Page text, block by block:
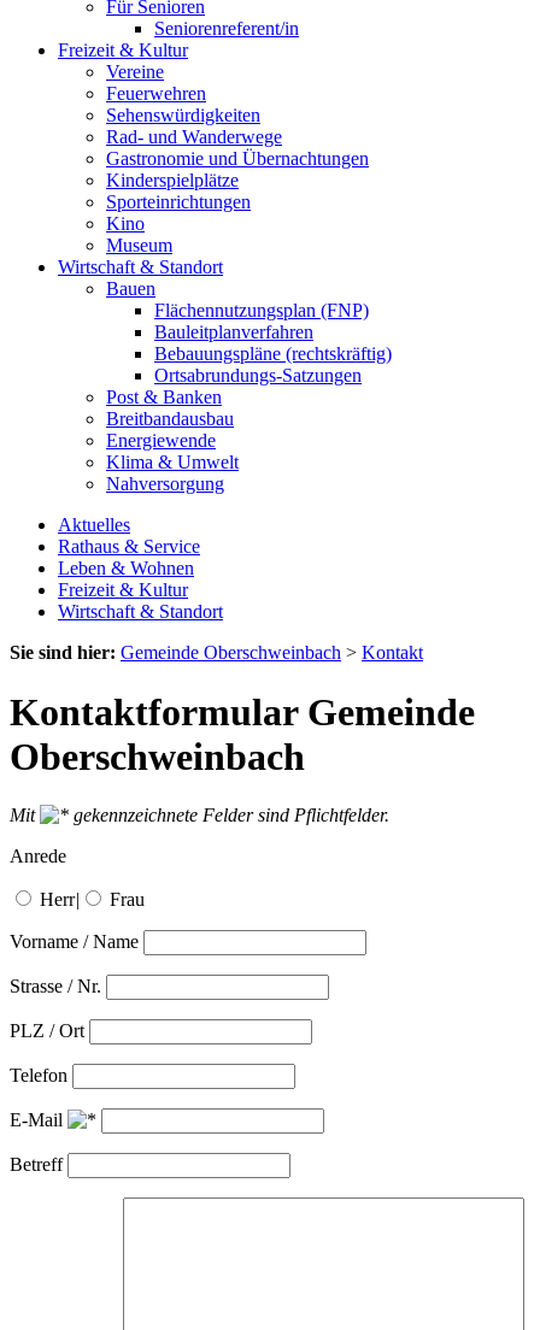
Für Senioren
Seniorenreferent/in
Freizeit & Kultur
Vereine
Feuerwehren
Sehenswürdigkeiten
Rad- und Wanderwege
Gastronomie und Übernachtungen
Kinderspielplätze
Sporteinrichtungen
Kino
Museum
Wirtschaft & Standort
Bauen
Flächennutzungsplan (FNP)
Bauleitplanverfahren
Bebauungspläne (rechtskräftig)
Ortsabrundungs-Satzungen
Post & Banken
Breitbandausbau
Energiewende
Klima & Umwelt
Nahversorgung
Aktuelles
Rathaus & Service
Leben & Wohnen
Freizeit & Kultur
Wirtschaft & Standort
Sie sind hier: Gemeinde Oberschweinbach > Kontakt
Kontaktformular Gemeinde
Oberschweinbach
Mit
gekennzeichnete Felder sind Pflichtfelder.
Anrede
Herr| Frau
Vorname / Name
Strasse / Nr.
PLZ / Ort
Telefon
E-Mail
Betreff